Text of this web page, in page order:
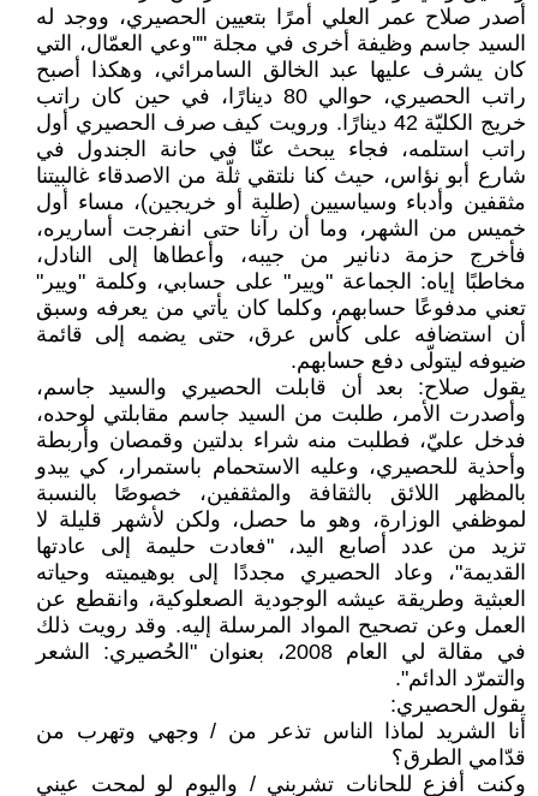
أصدر صلاح عمر العلي أمرًا بتعيين الحصيري، ووجد له
السيد جاسم وظيفة أخرى في مجلة ""وعي العمّال، التي
كان يشرف عليها عبد الخالق السامرائي، وهكذا أصبح
راتب الحصيري، حوالي 80 دينارًا، في حين كان راتب
خريج الكليّة 42 دينارًا. ورويت كيف صرف الحصيري أول
راتب استلمه، فجاء يبحث عنّا في حانة الجندول في
شارع أبو نؤاس، حيث كنا نلتقي ثلّة من الاصدقاء غالبيتنا
مثقفين وأدباء وسياسيين (طلبة أو خريجين)، مساء أول
خميس من الشهر، وما أن رآنا حتى انفرجت أساريره،
فأخرج حزمة دنانير من جيبه، وأعطاها إلى النادل،
مخاطبًا إياه: الجماعة "ويير" على حسابي، وكلمة "ويير"
تعني مدفوعًا حسابهم، وكلما كان يأتي من يعرفه وسبق
أن استضافه على كأس عرق، حتى يضمه إلى قائمة
ضيوفه ليتولّى دفع حسابهم.
يقول صلاح: بعد أن قابلت الحصيري والسيد جاسم،
وأصدرت الأمر، طلبت من السيد جاسم مقابلتي لوحده،
فدخل عليّ، فطلبت منه شراء بدلتين وقمصان وأربطة
وأحذية للحصيري، وعليه الاستحمام باستمرار، كي يبدو
بالمظهر اللائق بالثقافة والمثقفين، خصوصًا بالنسبة
لموظفي الوزارة، وهو ما حصل، ولكن لأشهر قليلة لا
تزيد من عدد أصابع اليد، "فعادت حليمة إلى عادتها
القديمة"، وعاد الحصيري مجددًا إلى بوهيميته وحياته
العبثية وطريقة عيشه الوجودية الصعلوكية، وانقطع عن
العمل وعن تصحيح المواد المرسلة إليه. وقد رويت ذلك
في مقالة لي العام 2008، بعنوان "الحُصيري: الشعر
والتمرّد الدائم".
يقول الحصيري:
أنا الشريد لماذا الناس تذعر من / وجهي وتهرب من
قدّامي الطرق؟
وكنت أفزع للحانات تشربني / واليوم لو لمحت عيني